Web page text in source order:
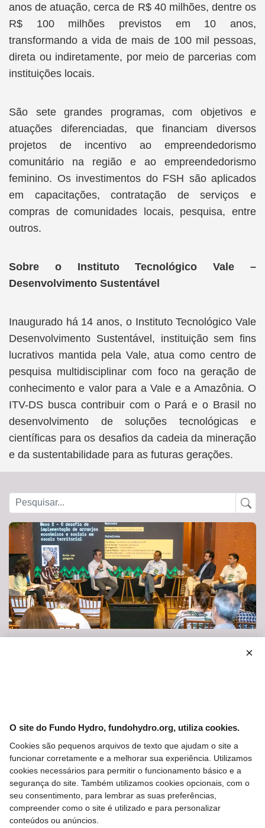
anos de atuação, cerca de R$ 40 milhões, dentre os
R$ 100 milhões previstos em 10 anos,
transformando a vida de mais de 100 mil pessoas,
direta ou indiretamente, por meio de parcerias com
instituições locais.
São sete grandes programas, com objetivos e
atuações diferenciadas, que financiam diversos
projetos de incentivo ao empreendedorismo
comunitário na região e ao empreendedorismo
feminino. Os investimentos do FSH são aplicados
em capacitações, contratação de serviços e
compras de comunidades locais, pesquisa, entre
outros.
Sobre o Instituto Tecnológico Vale –
Desenvolvimento Sustentável
Inaugurado há 14 anos, o Instituto Tecnológico Vale
Desenvolvimento Sustentável, instituição sem fins
lucrativos mantida pela Vale, atua como centro de
pesquisa multidisciplinar com foco na geração de
conhecimento e valor para a Vale e a Amazônia. O
ITV-DS busca contribuir com o Pará e o Brasil no
desenvolvimento de soluções tecnológicas e
científicas para os desafios da cadeia da mineração
e da sustentabilidade para as futuras gerações.
27 JUL 2026
×
O site do Fundo Hydro, fundohydro.org, utiliza cookies.
Cookies são pequenos arquivos de texto que ajudam o site a
funcionar corretamente e a melhorar sua experiência. Utilizamos
cookies necessários para permitir o funcionamento básico e a
segurança do site. Também utilizamos cookies opcionais, com o
seu consentimento, para lembrar as suas preferências,
compreender como o site é utilizado e para personalizar
conteúdos ou anúncios.